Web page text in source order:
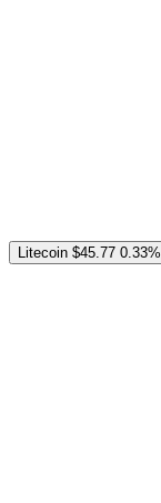
Litecoin $45.77 0.33%